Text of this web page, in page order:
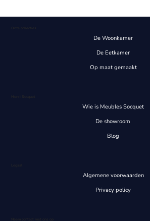
De Woonkamer
De Eetkamer
Op maat gemaakt
Algemene voorwaarden
Privacy policy
Henri Socquet
Wie is Meubles Socquet
De showroom
Blog